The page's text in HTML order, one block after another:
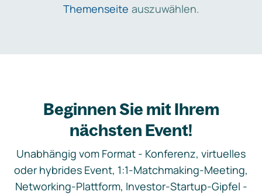
Themenseite auszuwählen.
Beginnen Sie mit Ihrem
nächsten Event!
Unabhängig vom Format - Konferenz, virtuelles
oder hybrides Event, 1:1-Matchmaking-Meeting,
Networking-Plattform, Investor-Startup-Gipfel -